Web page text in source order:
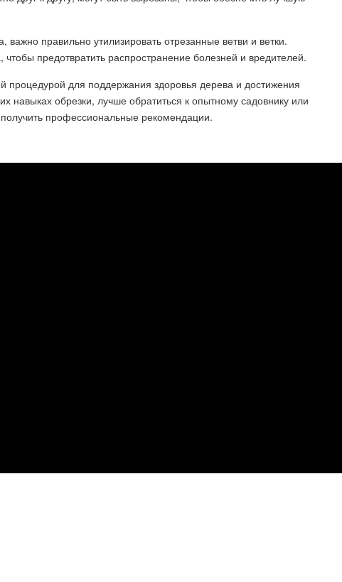
правильно утилизировать отрезанные ветви и ветки.
чтобы предотвратить распространение болезней и вредителей.
процедурой для поддержания здоровья дерева и достижения
навыках обрезки, лучше обратиться к опытному садовнику или
профессиональные рекомендации.